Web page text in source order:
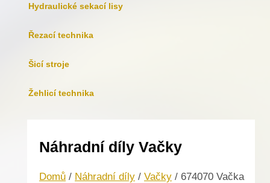
Hydraulické sekací lisy
Řezací technika
Šicí stroje
Žehlicí technika
Náhradní díly Vačky
Domů / Náhradní díly / Vačky / 674070 Vačka